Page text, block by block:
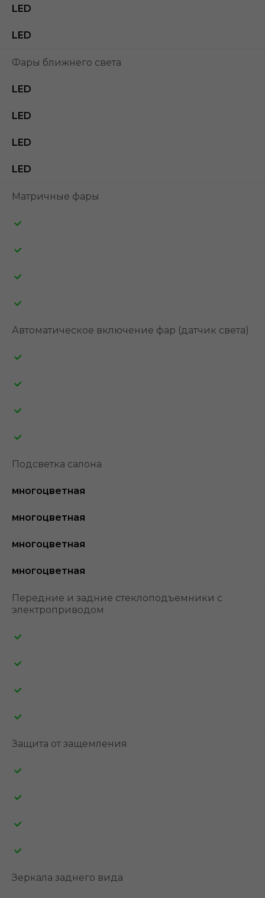
LED
LED
Фары ближнего света
LED
LED
LED
LED
Матричные фары
Автоматическое включение фар (датчик света)
Подсветка салона
многоцветная
многоцветная
многоцветная
многоцветная
Передние и задние стеклоподъемники с
электроприводом
Защита от защемления
Зеркала заднего вида